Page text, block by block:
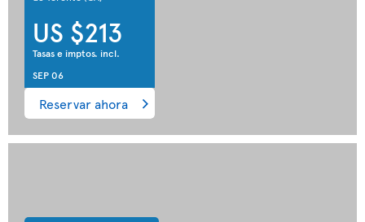
US $213
Tasas e imptos. incl.
SEP 06
Reservar ahora